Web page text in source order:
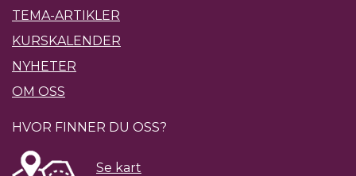
TEMA-ARTIKLER
KURSKALENDER
NYHETER
OM OSS
HVOR FINNER DU OSS?
Se kart